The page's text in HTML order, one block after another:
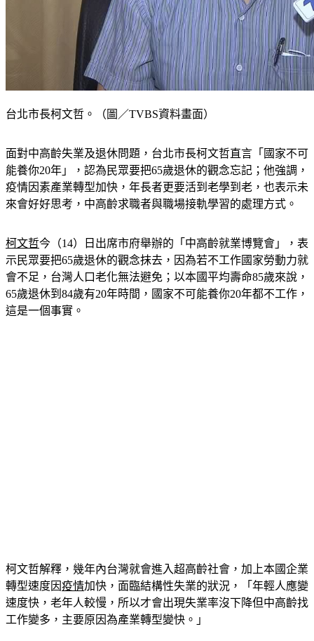
能養你20年」，認為民眾要把65歲退休的觀念忘記；他強調，
疫情因素產業轉型加快，年長者更要活到老學到老，也表示未
來會好好思考，中高齡求職者與職場接軌學習的處理方式。
示民眾要把65歲退休的觀念抹去，因為若不工作國家勞動力就
會不足，台灣人口老化無法避免；以本國平均壽命85歲來說，
65歲退休到84歲有20年時間，國家不可能養你20年都不工作，
這是一個事實。
轉型速度因 疫情加快，面臨結構性失業的狀況，「年輕人應變
速度快，老年人較慢，所以才會出現失業率沒下降但中高齡找
工作變多，主要原因為產業轉型變快。」